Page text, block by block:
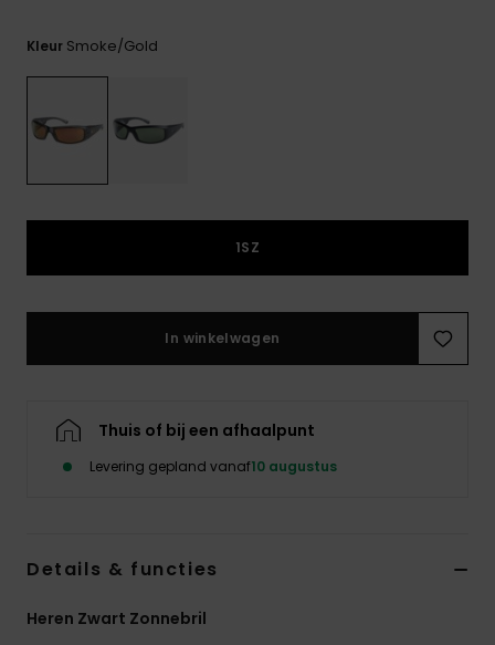
Kleur Smoke/gold
1SZ
In winkelwagen
Thuis of bij een afhaalpunt
Levering gepland vanaf10 augustus
Details & functies
Heren Zwart Zonnebril